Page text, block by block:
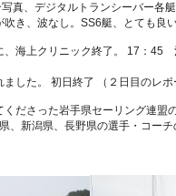
真、デジタルトランシーバー各
々な風が吹き、波なし。SS6艇、とて
が行われました。 初日終了 （２日目
、新潟県、長野県の選手・コー